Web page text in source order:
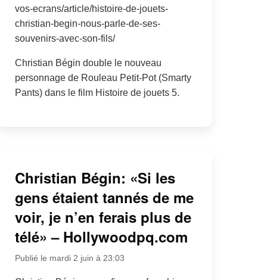
vos-ecrans/article/histoire-de-jouets-
christian-begin-nous-parle-de-ses-
souvenirs-avec-son-fils/
Christian Bégin double le nouveau
personnage de Rouleau Petit-Pot (Smarty
Pants) dans le film Histoire de jouets 5.
Christian Bégin: «Si les
gens étaient tannés de me
voir, je n’en ferais plus de
télé» – Hollywoodpq.com
Publié le mardi 2 juin à 23:03